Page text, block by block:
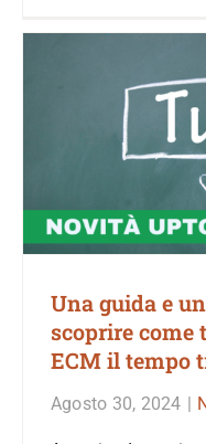
Una guida e
scoprire
ECM il tempo
Agosto 30, 2024